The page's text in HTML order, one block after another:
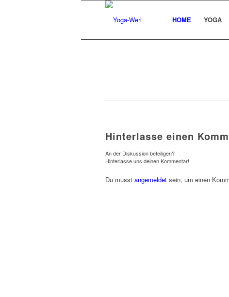
HOME YOGA
Hinterlasse einen
An der Diskussion beteiligen?
Hinterlasse uns deinen Kommentar!
Du musst angemeldet sein, um einen